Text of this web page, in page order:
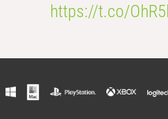
https://t.co/